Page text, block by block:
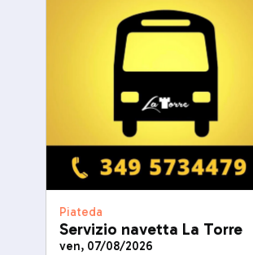
Piateda
Servizio navetta La Torre
ven, 07/08/2026